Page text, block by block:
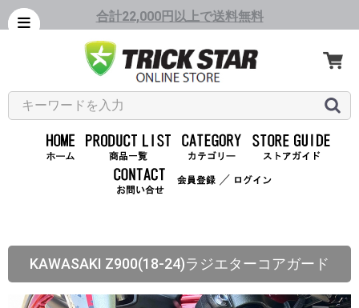
合計22,000円以上で送料無料
／
KAWASAKI Z900(18-24)ラジエターコアガード